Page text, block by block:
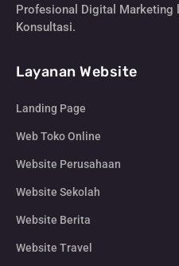
Profesional Digital Marketing
Konsultasi.
Layanan Website
Landing Page
Web Toko Online
Website Perusahaan
Website Sekolah
Website Berita
Website Travel